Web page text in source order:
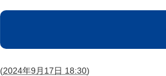
(2024年9月17日 18:30)